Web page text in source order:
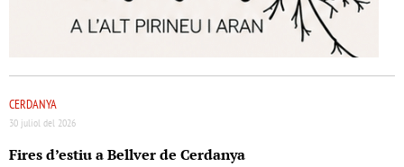
CERDANYA
30 juliol del 2026
Fires d’estiu a Bellver de Cerdanya